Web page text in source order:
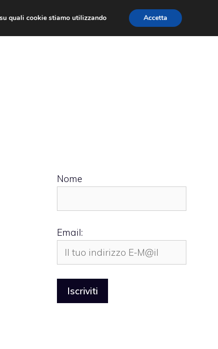
Nome
Email:
quali cookie stiamo utilizzando Accetta